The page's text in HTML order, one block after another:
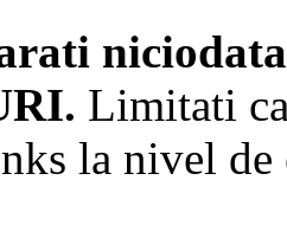
Limitati
la nivel de